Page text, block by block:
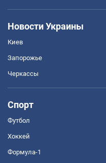
Новости Украины
Киев
Запорожье
Черкассы
Спорт
Футбол
Хоккей
Формула-1